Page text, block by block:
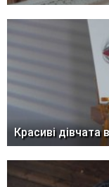
Красиві дівчата